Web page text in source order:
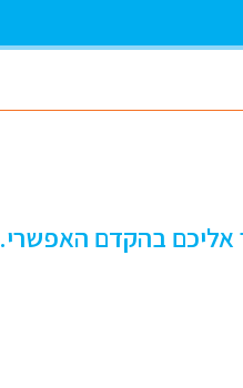
אליכם בהקדם האפשרי.